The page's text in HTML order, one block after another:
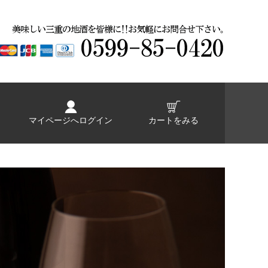
マイページへログイン カートをみる